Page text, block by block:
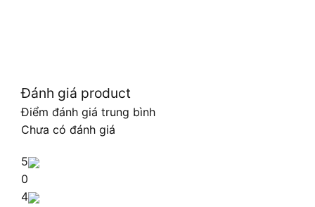
Đánh giá product
Điểm đánh giá trung bình
Chưa có đánh giá
5
0
4